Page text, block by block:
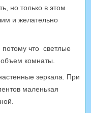
но только в этом
и желательно
что светлые
комнаты.
зеркала. При
маленькая